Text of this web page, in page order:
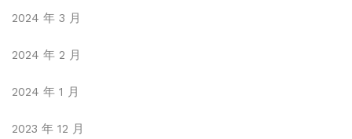
2024 年 3 月
2024 年 2 月
2024 年 1 月
2023 年 12 月